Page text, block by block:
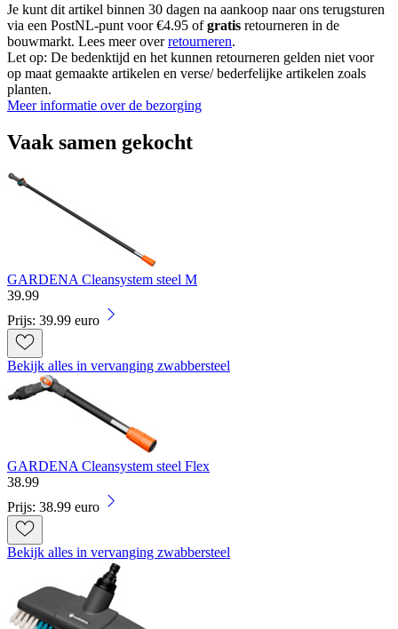
Je kunt dit artikel binnen 30 dagen na aankoop naar ons terugsturen
via een PostNL-punt voor €4.95 ofgratis retourneren in de
bouwmarkt. Lees meer overretourneren.
Let op: De bedenktijd en het kunnen retourneren gelden niet voor
op maat gemaakte artikelen en verse/ bederfelijke artikelen zoals
planten.
Meer informatie over de bezorging
Vaak samen gekocht
GARDENA Cleansystem steel M
39.99
Prijs: 39.99 euro
Bekijk alles in vervanging zwabbersteel
GARDENA Cleansystem steel Flex
38.99
Prijs: 38.99 euro
Bekijk alles in vervanging zwabbersteel